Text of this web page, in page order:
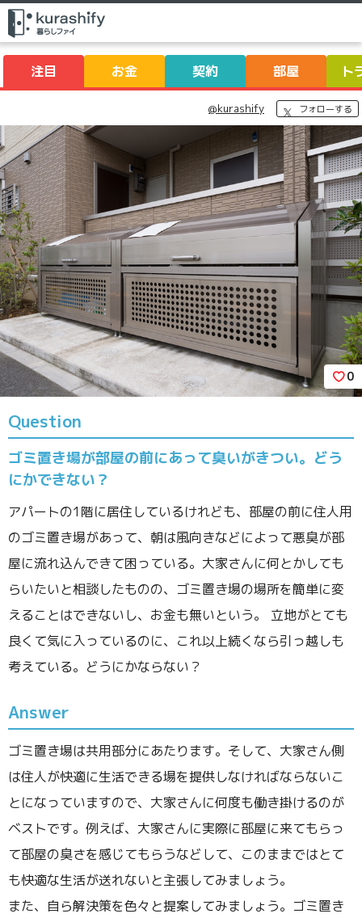
注目 お金 契約 部屋 ト
@kurashify フォローする
0
ゴミ置き場が部屋の前にあって臭いがきつい。どう
にかできない？
Question
アパートの1階に居住しているけれども、部屋の前に住人用
のゴミ置き場があって、朝は風向きなどによって悪臭が部
屋に流れ込んできて困っている。大家さんに何とかしても
らいたいと相談したものの、ゴミ置き場の場所を簡単に変
えることはできないし、お金も無いという。 立地がとても
良くて気に入っているのに、これ以上続くなら引っ越しも
考えている。どうにかならない？
Answer
ゴミ置き場は共用部分にあたります。そして、大家さん側
は住人が快適に生活できる場を提供しなければならないこ
とになっていますので、大家さんに何度も働き掛けるのが
ベストです。例えば、大家さんに実際に部屋に来てもらっ
て部屋の臭さを感じてもらうなどして、このままではとて
も快適な生活が送れないと主張してみましょう。
また、自ら解決策を色々と提案してみましょう。ゴミ置き